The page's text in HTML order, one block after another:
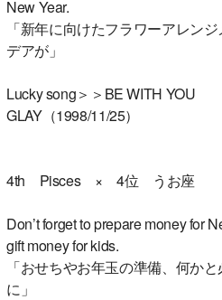
New Year.
「新年に向けたフラワーアレン
デアが」
Lucky song＞＞BE WITH YOU
GLAY（1998/11/25）
4th Pisces × 4位 うお座
Don’t forget to prepare money for
gift money for kids.
「おせちやお年玉の準備、何か
に」